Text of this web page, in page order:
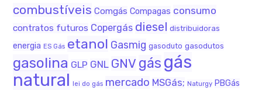
combustíveis Comgás Compagas consumo
contratos futuros Copergás diesel distribuidoras
energia ES Gás etanol Gasmig gasoduto gasodutos
gasolina GLP GNL GNV gás gás
natural lei do gás mercado MSGás; Naturgy PBGás